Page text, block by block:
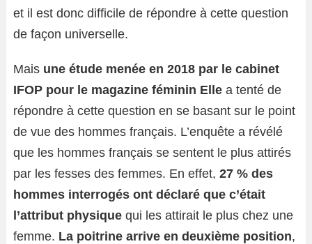
et il est donc difficile de répondre à cette question
de façon universelle.
Mais une étude menée en 2018 par le cabinet
IFOP pour le magazine féminin Elle a tenté de
répondre à cette question en se basant sur le point
de vue des hommes français. L’enquête a révélé
que les hommes français se sentent le plus attirés
par les fesses des femmes. En effet, 27 % des
hommes interrogés ont déclaré que c’était
l’attribut physique qui les attirait le plus chez une
femme. La poitrine arrive en deuxième position,